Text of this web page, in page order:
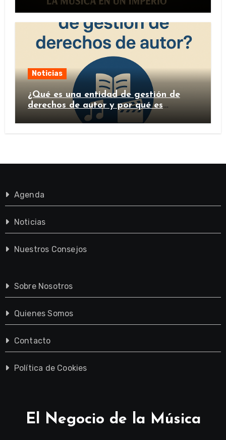
Noticias
¿Qué es una entidad de gestión de
derechos de autor y por qué es
importante?
Agenda
Noticias
Nuestros Consejos
Sobre Nosotros
Quienes Somos
Contacto
Política de Cookies
El Negocio de la Música